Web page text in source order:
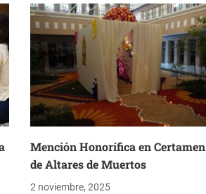
Mención Honorífica en Certamen
de Altares de Muertos
2 noviembre, 2025